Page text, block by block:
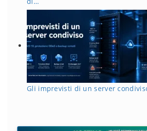
Gli imprevisti di un server